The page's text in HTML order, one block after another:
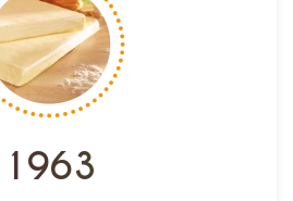
1963